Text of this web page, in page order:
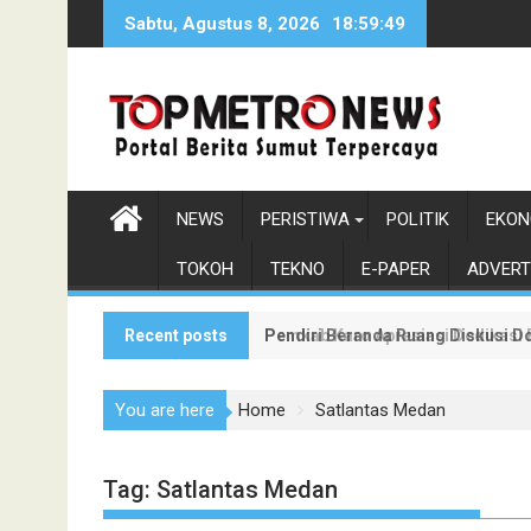
Sabtu, Agustus 8, 2026 18:59:49
NEWS PERISTIWA POLITIK
TOKOH TEKNO E-PAPER
Recent posts Pendiri Beranda Ruang Diskusi
Pemkab Karo Apresiasi Dedikasi
You are here Home Satlantas Medan
Tag: Satlantas Medan